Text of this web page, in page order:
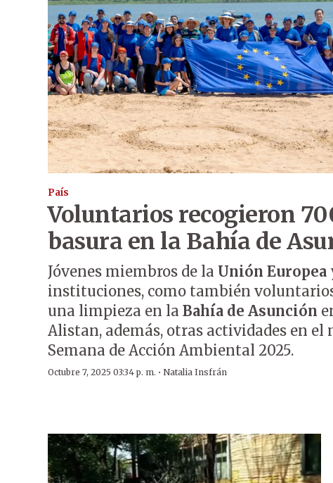
País
Voluntarios recogieron
basura en la Bahía de
Jóvenes miembros de la Unión Europea
instituciones, como también
una limpieza en la Bahía de Asunción
Alistan, además, otras actividades en el
Semana de Acción Ambiental 2025.
Octubre 7, 2025 03:34 p. m. · Natalia Insfrán